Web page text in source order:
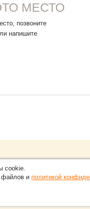
МЕСТО
позвоните
напишите
Обращайтесь на портал
С новостями, пресс-релизами
По вопросам добавления
Пользовательское
cookie.
файлов и политикой